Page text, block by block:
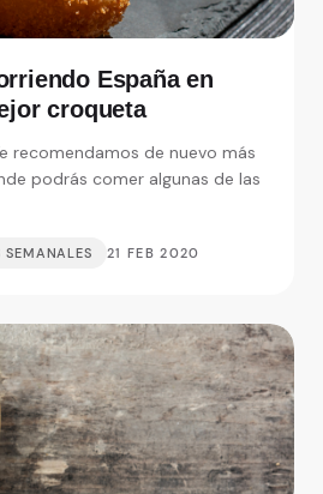
España en
croqueta
recomendamos de nuevo más
podrás comer algunas de las
SEMANALES 21 FEB 2020